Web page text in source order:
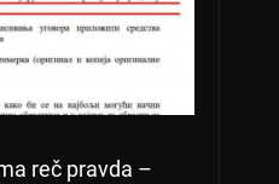
reč pravda –